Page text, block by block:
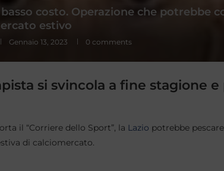
costo. Operazione che potrebbe
estivo
Gennaio 13, 2023 0 comments
si svincola a fine stagione
il “Corriere dello Sport”, la Lazio potrebbe
di calciomercato.